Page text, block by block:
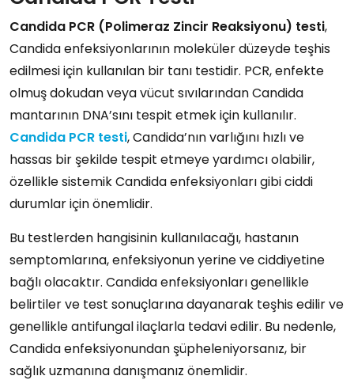
Candida PCR (Polimeraz Zincir Reaksiyonu) testi,
Candida enfeksiyonlarının moleküler düzeyde teşhis
edilmesi için kullanılan bir tanı testidir. PCR, enfekte
olmuş dokudan veya vücut sıvılarından Candida
mantarının DNA’sını tespit etmek için kullanılır.
Candida PCR testi, Candida’nın varlığını hızlı ve
hassas bir şekilde tespit etmeye yardımcı olabilir,
özellikle sistemik Candida enfeksiyonları gibi ciddi
durumlar için önemlidir.
Bu testlerden hangisinin kullanılacağı, hastanın
semptomlarına, enfeksiyonun yerine ve ciddiyetine
bağlı olacaktır. Candida enfeksiyonları genellikle
belirtiler ve test sonuçlarına dayanarak teşhis edilir ve
genellikle antifungal ilaçlarla tedavi edilir. Bu nedenle,
Candida enfeksiyonundan şüpheleniyorsanız, bir
sağlık uzmanına danışmanız önemlidir.